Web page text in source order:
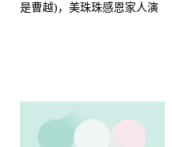
是曹越)，美珠珠感恩家人演